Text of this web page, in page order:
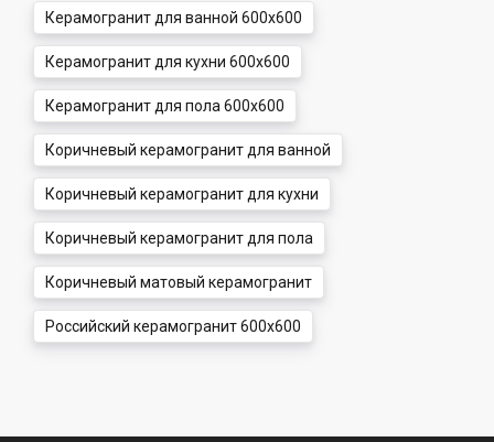
Керамогранит для ванной 600x600
Керамогранит для кухни 600x600
Керамогранит для пола 600x600
Коричневый керамогранит для ванной
Коричневый керамогранит для кухни
Коричневый керамогранит для пола
Коричневый матовый керамогранит
Российский керамогранит 600x600